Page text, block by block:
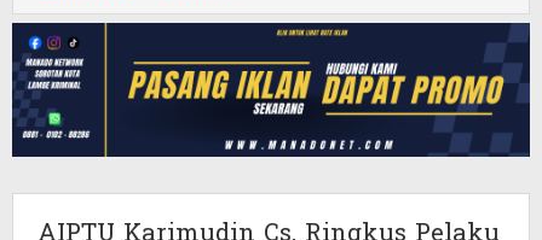
Karimudin
Cs,
Ringkus
Pelaku
Penganiayaan
di
Sindulang